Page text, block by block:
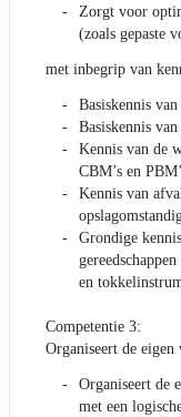
Zorgt voor
(zoals gepaste
met inbegrip van
Basiskennis
Basiskennis
Kennis van de
CBM’s en
Kennis van
Grondige
en
Competentie 3:
Organiseert de
Organiseert de
met een